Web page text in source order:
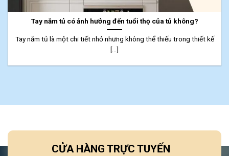
Tay nắm tủ có ảnh hưởng đến tuổi thọ của tủ không?
Tay nắm tủ là một chi tiết nhỏ nhưng không thể thiếu trong thiết kế
[...]
CỬA HÀNG TRỰC TUYẾN